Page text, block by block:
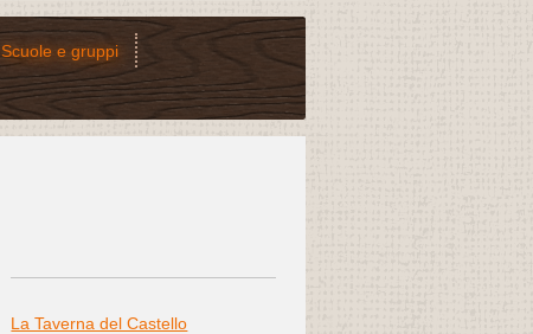
Scuole e gruppi
La Taverna del Castello